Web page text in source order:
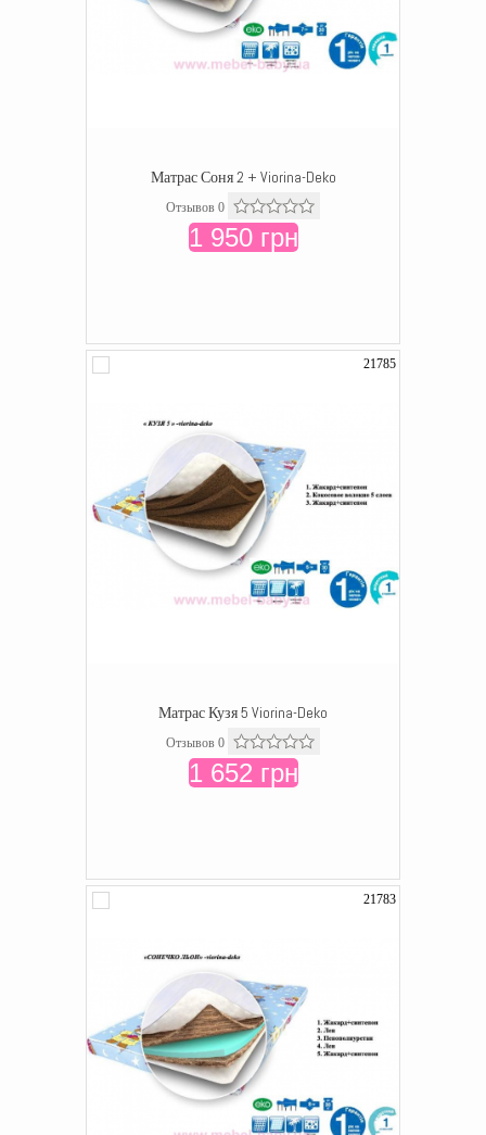
Матрас Соня 2 + Viorina-Deko
Отзывов 0
1 950 грн
21785
Матрас Кузя 5 Viorina-Deko
Отзывов 0
1 652 грн
21783